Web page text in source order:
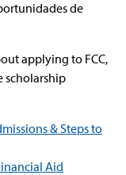
de
applying to FCC,
scholarship
& Steps to
Aid